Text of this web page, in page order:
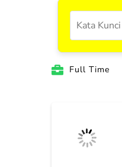
Full Time